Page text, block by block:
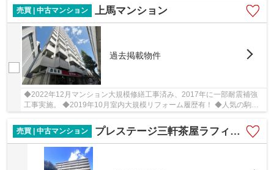
売買 | 中古マンション 上馬マンション
過去掲載物件
◆2022年12月マンション大規模修繕工事済み、2017年に一部耐震補強
工事実施。 ◆2019年10月室内大規模リフォーム履歴有！ ◆人気の駒沢
売買 | 中古マンション
プレステージ三軒茶屋ラフィーネ